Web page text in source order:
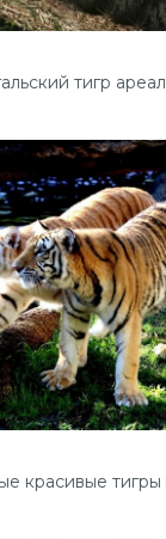
тигр ареал
красивые тигры